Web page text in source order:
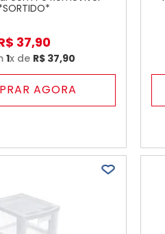
37,90
1x de R$ 37,90
AGORA